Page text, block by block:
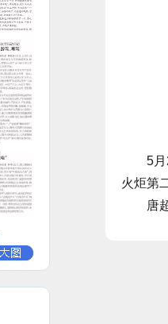
5月29
火炬第
唐超